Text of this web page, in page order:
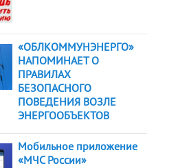
«ОБЛКОММУНЭНЕРГО»
НАПОМИНАЕТ О
ПРАВИЛАХ
БЕЗОПАСНОГО
ПОВЕДЕНИЯ ВОЗЛЕ
ЭНЕРГООБЪЕКТОВ
Мобильное приложение
«МЧС России»